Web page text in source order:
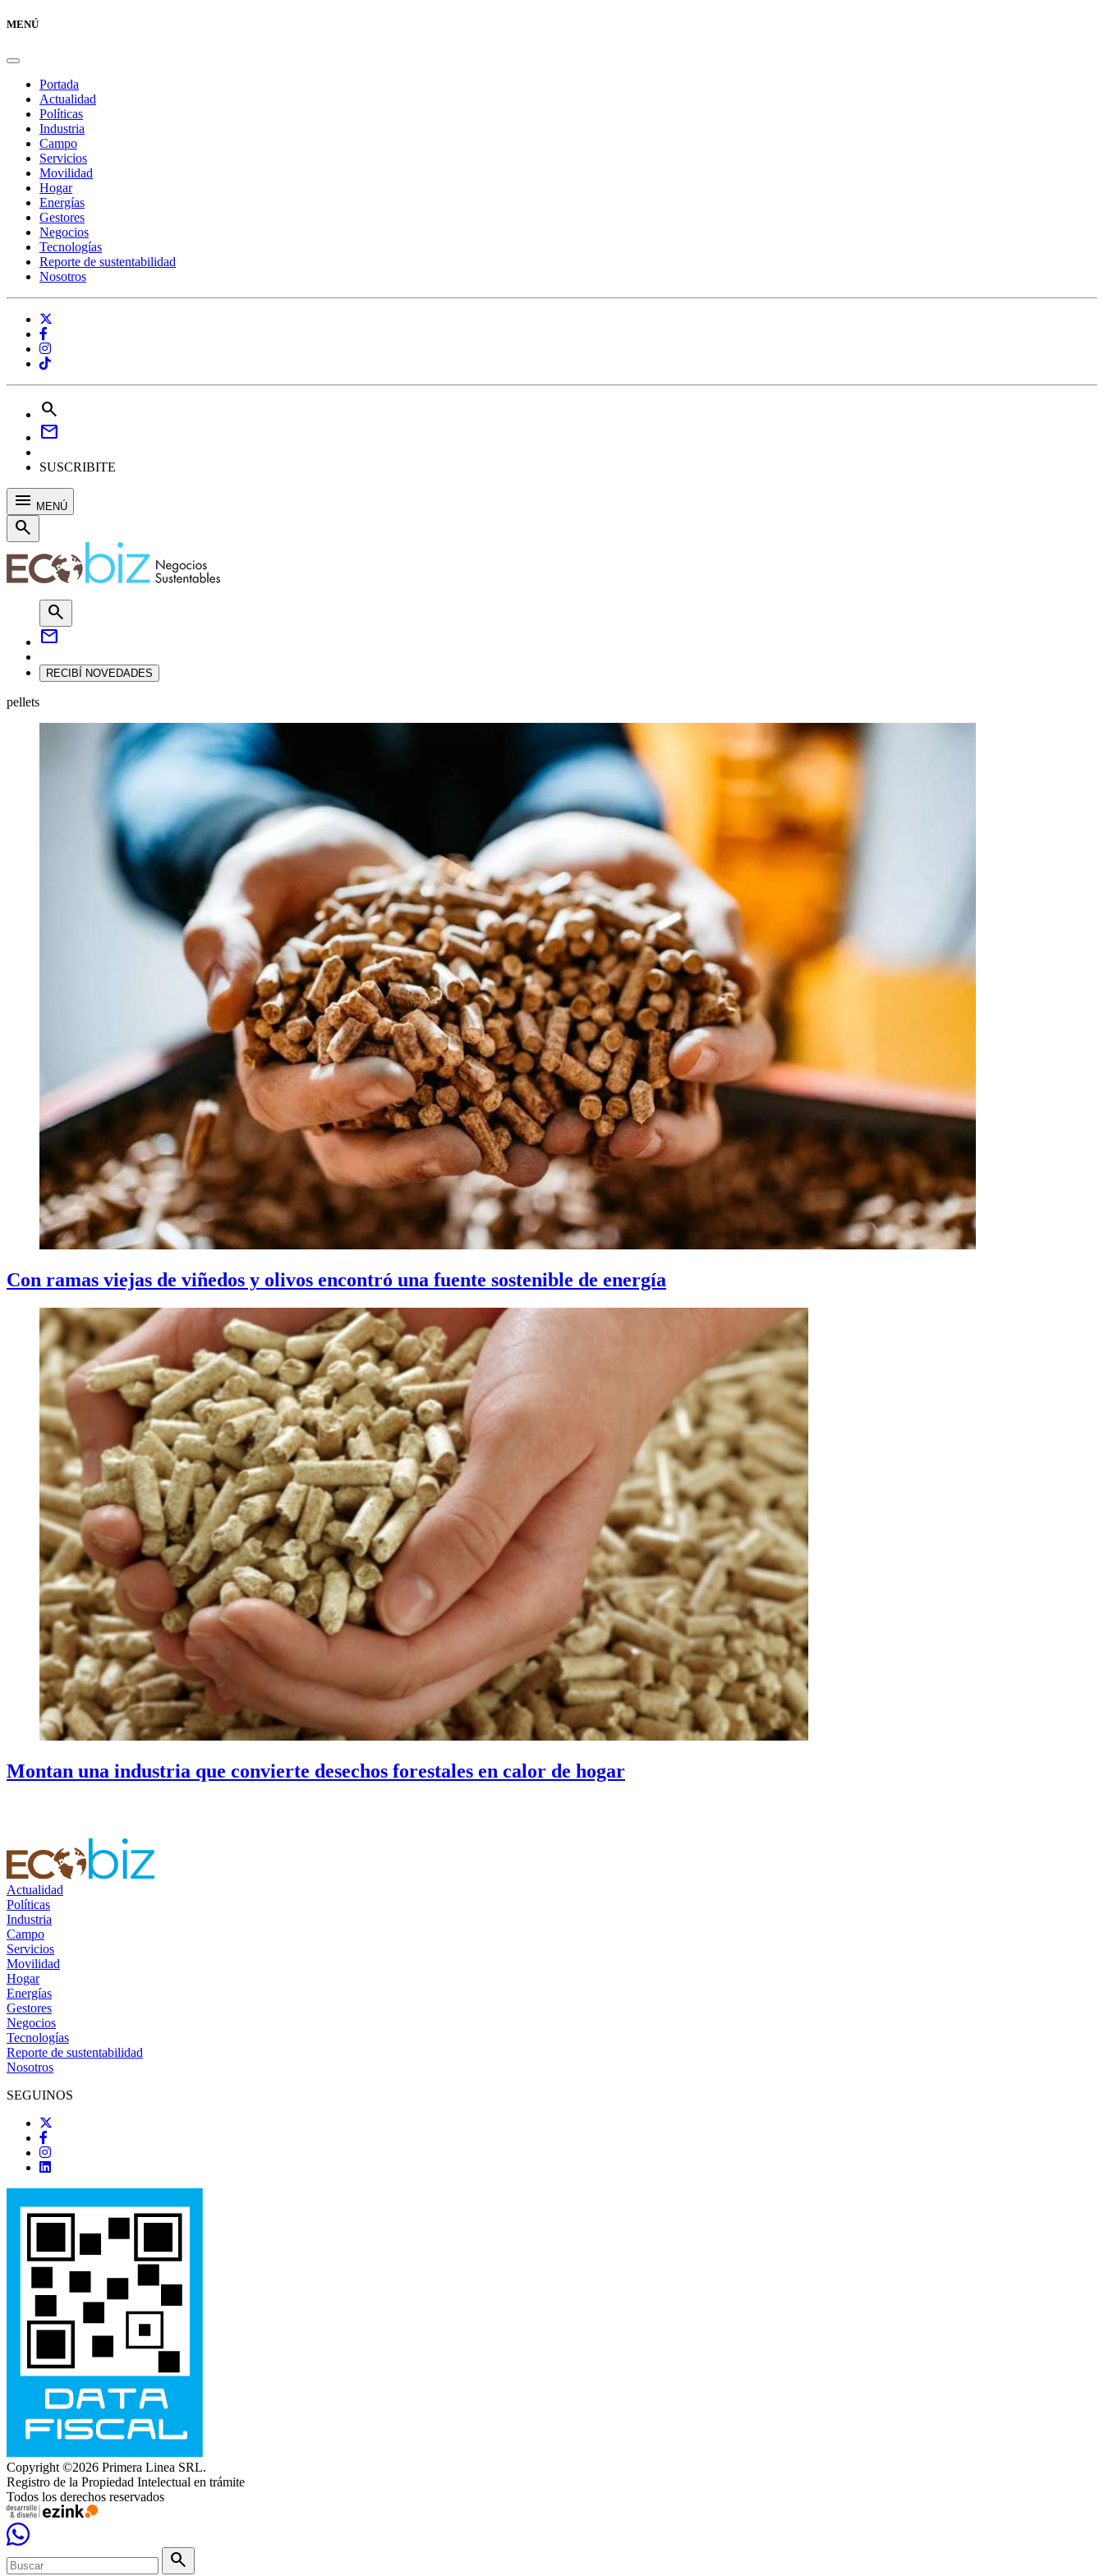
MENÚ
Portada
Actualidad
Políticas
Industria
Campo
Servicios
Movilidad
Hogar
Energías
Gestores
Negocios
Tecnologías
Reporte de sustentabilidad
Nosotros
search
mail
SUSCRIBITE
menu MENÚ
search
search
mail
RECIBÍ NOVEDADES
pellets
Con ramas viejas de viñedos y olivos encontró una fuente sostenible de energía
Montan una industria que convierte desechos forestales en calor de hogar
Actualidad
Políticas
Industria
Campo
Servicios
Movilidad
Hogar
Energías
Gestores
Negocios
Tecnologías
Reporte de sustentabilidad
Nosotros
SEGUINOS
Copyright ©2026 Primera Linea SRL.
Registro de la Propiedad Intelectual en trámite
Todos los derechos reservados
search